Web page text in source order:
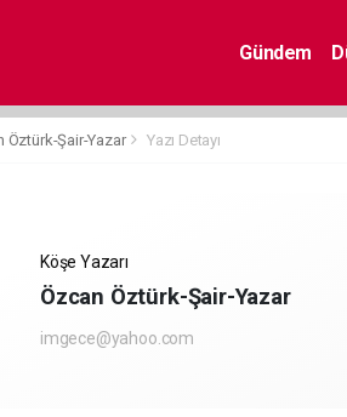
Gündem
Öztürk-Şair-Yazar Yazı Detayı
Köşe Yazarı
Özcan Öztürk-Şair-Yazar
imgece@yahoo.com